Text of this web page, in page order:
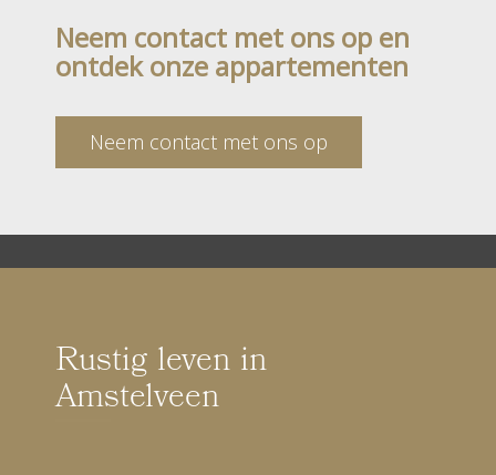
Neem contact met ons op en
ontdek onze appartementen
Neem contact met ons op
Rustig leven in
Amstelveen